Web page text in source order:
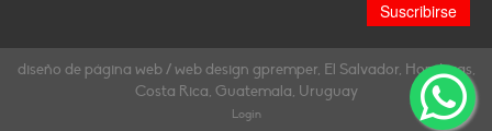
diseño de página web / web design gpremper, El Salvador, Honduras,
Costa Rica, Guatemala, Uruguay
Login